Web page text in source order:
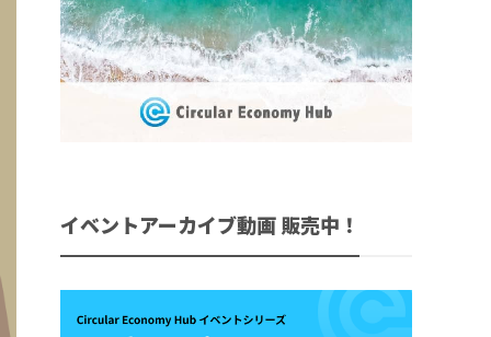
イベントアーカイブ動画 販売中！